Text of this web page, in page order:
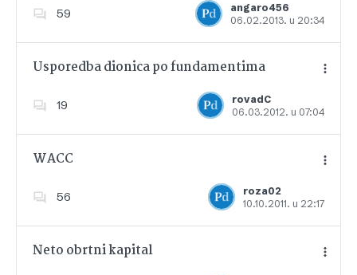
59
angaro456
06.02.2013. u 20:34
Usporedba dionica po fundamentima
19
rovadC
06.03.2012. u 07:04
Dodajte u favorite
WACC
56
roza02
10.10.2011. u 22:17
Dodajte u favorite
Neto obrtni kapital